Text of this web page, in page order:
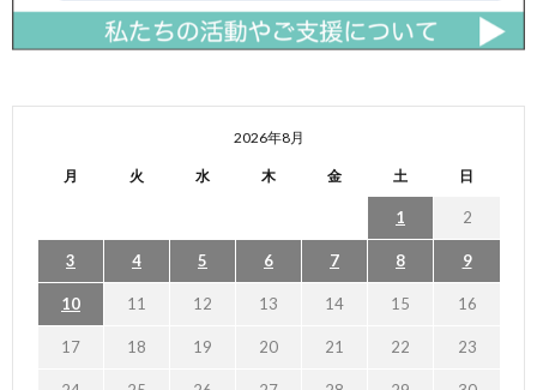
2026年8月
月 火 水 木 金 土 日
1 2
3 4 5 6 7 8 9
10 11 12 13 14 15 16
17 18 19 20 21 22 23